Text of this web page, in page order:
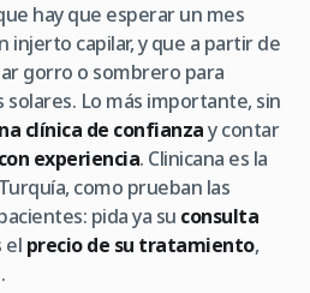
hay que esperar un mes
injerto capilar, y que a partir de
gorro o sombrero para
Lo más importante, sin
clínica de confianzay contar
experiencia. Clinicana es la
como prueban las
pida ya su consulta
el precio de su tratamiento,